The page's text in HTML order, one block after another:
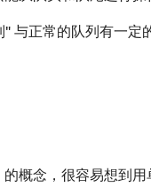
" 与正常的队列有一定
概念，很容易想到用